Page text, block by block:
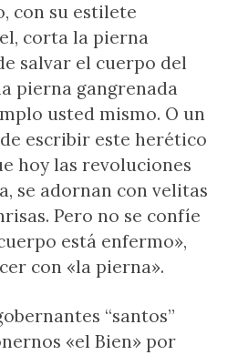
con su estilete
corta la pierna
salvar el cuerpo del
pierna gangrenada
usted mismo. O un
escribir este herético
hoy las revoluciones
se adornan con velitas
Pero no se confíe
está enfermo»,
con «la pierna».
“santos”
«el Bien» por